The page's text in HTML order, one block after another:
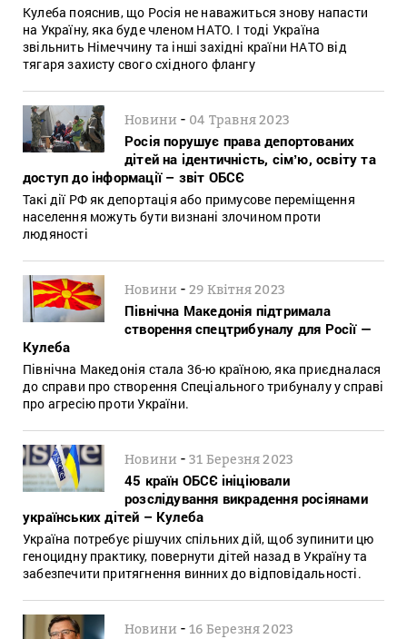
Кулеба пояснив, що Росія не наважиться знову напасти
на Україну, яка буде членом НАТО. І тоді Україна
звільнить Німеччину та інші західні країни НАТО від
тягаря захисту свого східного флангу
Новини - 04 Травня 2023
Росія порушує права депортованих
дітей на ідентичність, сімʼю, освіту та
доступ до інформації – звіт ОБСЄ
Такі дії РФ як депортація або примусове переміщення
населення можуть бути визнані злочином проти
людяності
Новини -29 Квітня 2023
Північна Македонія підтримала
створення спецтрибуналу для Росії —
Кулеба
Північна Македонія стала 36-ю країною, яка приєдналася
до справи про створення Спеціального трибуналу у справі
про агресію проти України.
Новини -31 Березня 2023
45 країн ОБСЄ ініціювали
розслідування викрадення росіянами
українських дітей – Кулеба
Україна потребує рішучих спільних дій, щоб зупинити цю
геноцидну практику, повернути дітей назад в Україну та
забезпечити притягнення винних до відповідальності.
Новини -16 Березня 2023